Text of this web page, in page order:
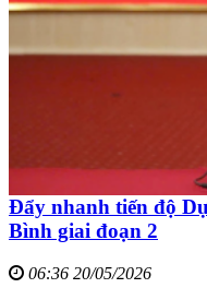
Đẩy nhanh tiến độ
Bình giai đoạn 2
06:36 20/05/2026